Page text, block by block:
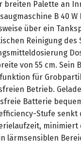
breiten Palette an
B 40
über ein
Reinigung
von 55 cm. Sein
für
Betrieb.
Batterie
Stufe
lärmsensiblen